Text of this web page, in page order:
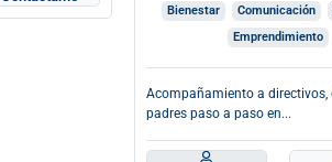
Bienestar Comunicación
Emprendimiento
Acompañamiento a directivos,
padres paso a paso en...